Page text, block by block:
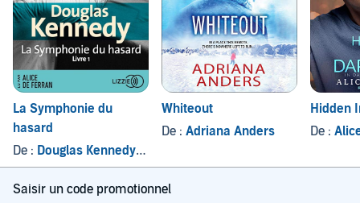
La Symphonie du
hasard
De : Douglas Kennedy, et autres
Whiteout
De : Adriana Anders
Hidden
De :
Saisir un code promotionnel